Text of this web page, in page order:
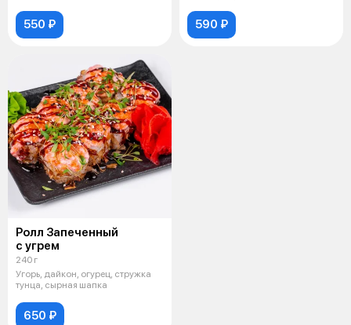
550 ₽ 590 ₽
Ролл Запеченный
с угрем
240 г
Угорь, дайкон, огурец, стружка
тунца, сырная шапка
650 ₽